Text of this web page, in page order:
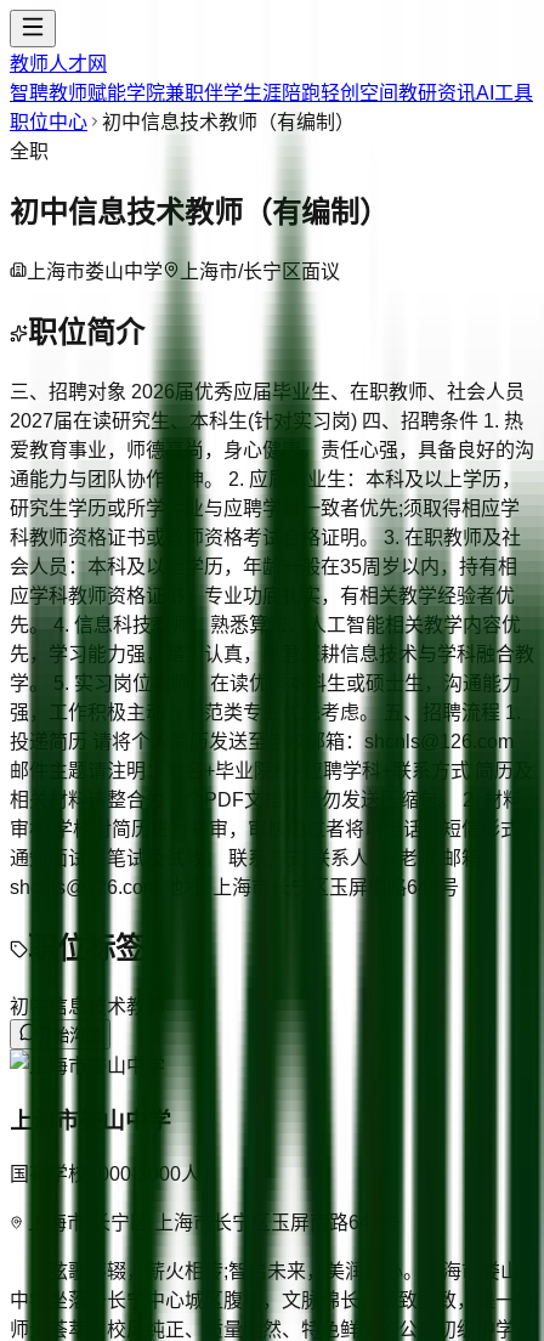
教师人才网
智聘教师赋能学院兼职伴学生涯陪跑轻创空间教研资讯AI工具
职位中心
初中信息技术教师（有编制）
全职
初中信息技术教师（有编制）
上海市娄山中学 上海市/长宁区 面议
职位简介
三、招聘对象 2026届优秀应届毕业生、在职教师、社会人员
2027届在读研究生、本科生(针对实习岗) 四、招聘条件 1. 热
爱教育事业，师德高尚，身心健康，责任心强，具备良好的沟
通能力与团队协作精神。 2. 应届毕业生：本科及以上学历，
研究生学历或所学专业与应聘学科一致者优先;须取得相应学
科教师资格证书或教师资格考试合格证明。 3. 在职教师及社
会人员：本科及以上学历，年龄一般在35周岁以内，持有相
应学科教师资格证书，专业功底扎实，有相关教学经验者优
先。 4. 信息科技教师：熟悉算法、人工智能相关教学内容优
先，学习能力强，踏实认真，愿意深耕信息技术与学科融合教
学。 5. 实习岗位教师：在读优秀本科生或硕士生，沟通能力
强，工作积极主动，师范类专业优先考虑。 五、招聘流程 1.
投递简历 请将个人简历发送至学校邮箱：shcnls@126.com
邮件主题请注明：姓名+毕业院校+应聘学科+联系方式 简历及
相关材料请整合为一个PDF文档，请勿发送压缩包。 2. 材料
审核 学校对简历进行初审，审核通过者将以电话、短信形式
通知面试、笔试及试教。 联系方式 联系人: 谢老师 邮箱:
shcnls@126.com 地址: 上海市长宁区玉屏南路640号
职位标签
初中信息技术教师
开始沟通
上海市娄山中学
国有学校 1000-2000人
上海市/长宁区 上海市长宁区玉屏南路640号
弦歌不辍，薪火相传;智启未来，美润童心。上海市娄山
中学坐落于长宁中心城区腹地，文脉绵长，景致雅致，是一所
师资荟萃、校风纯正、质量斐然、特色鲜明的公办初级中学。